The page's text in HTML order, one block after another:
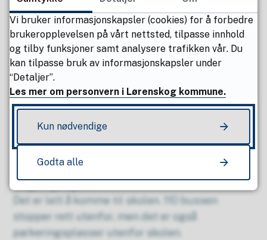
trenger ikke å ha tatt norskprøver for å kunne
starte på kurs.
Hvor er kurset?
Rastastubben 1, 1476 Rasta
Hva trenger du til kurset?
Bøker til kurset kan blant annet kjøpes på Ark på
arbeidsbok og tekstbok på B2-kurset.
Tilgjengelighet
Det er lett å komme til skolen. 110 bussen
stopper rett utenfor, men det er også
parkeringsplasser utenfor skolen.
Vi bruker informasjonskapsler (cookies) for å forbedre
brukeropplevelsen på vårt nettsted, tilpasse innhold
og tilby funksjoner samt analysere trafikken vår. Du
kan tilpasse bruk av informasjonskapsler under
“Detaljer”.
Les mer om personvern i Lørenskog kommune.
Kun nødvendige
Godta alle